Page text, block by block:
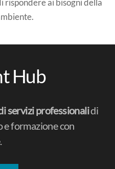
rispondere ai bisogni della
Hub
servizi professionalidi
e formazione con